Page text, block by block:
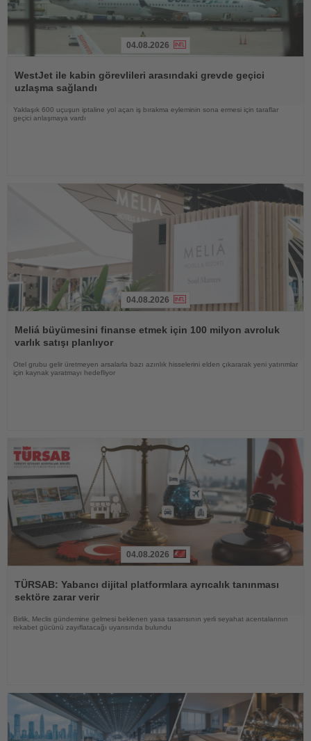
Oku
04.08.2026
WestJet ile kabin görevlileri arasındaki grevde geçici
uzlaşma sağlandı
Yaklaşık 600 uçuşun iptaline yol açan iş bırakma eyleminin sona ermesi için taraflar
geçici anlaşmaya vardı
Oku
04.08.2026
Meliá büyümesini finanse etmek için 100 milyon avroluk
varlık satışı planlıyor
Otel grubu gelir üretmeyen arsalarla bazı azınlık hisselerini elden çıkararak yeni yatırımlar
için kaynak yaratmayı hedefliyor
Oku
04.08.2026
TÜRSAB: Yabancı dijital platformlara ayrıcalık tanınması
sektöre zarar verir
Birlik, Meclis gündemine gelmesi beklenen yasa tasarısının yerli seyahat acentalarının
rekabet gücünü zayıflatacağı uyarısında bulundu